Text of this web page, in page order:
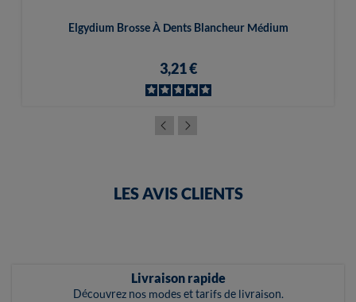
Elgydium Brosse À Dents Blancheur Médium
3,21 €
LES AVIS CLIENTS
Livraison rapide
Découvrez nos modes et tarifs de livraison.